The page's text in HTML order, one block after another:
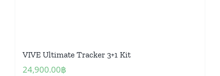
VIVE Ultimate Tracker 3+1 Kit
24,900.00฿